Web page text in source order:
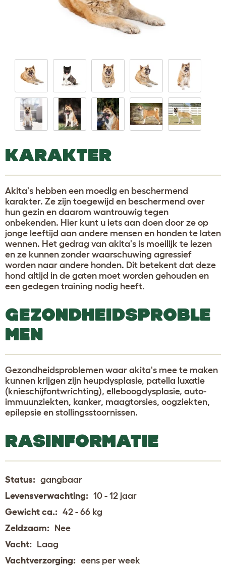
KARAKTER
Akita's hebben een moedig en beschermend
karakter. Ze zijn toegewijd en beschermend over
hun gezin en daarom wantrouwig tegen
onbekenden. Hier kunt u iets aan doen door ze op
jonge leeftijd aan andere mensen en honden te laten
wennen. Het gedrag van akita's is moeilijk te lezen
en ze kunnen zonder waarschuwing agressief
worden naar andere honden. Dit betekent dat deze
hond altijd in de gaten moet worden gehouden en
een gedegen training nodig heeft.
GEZONDHEIDSPROBLE
MEN
Gezondheidsproblemen waar akita's mee te maken
kunnen krijgen zijn heupdysplasie, patella luxatie
(knieschijfontwrichting), elleboogdysplasie, auto-
immuunziekten, kanker, maagtorsies, oogziekten,
epilepsie en stollingsstoornissen.
RASINFORMATIE
Status: gangbaar
Levensverwachting: 10 - 12 jaar
Gewicht ca.: 42 - 66 kg
Zeldzaam: Nee
Vacht: Laag
Vachtverzorging: eens per week